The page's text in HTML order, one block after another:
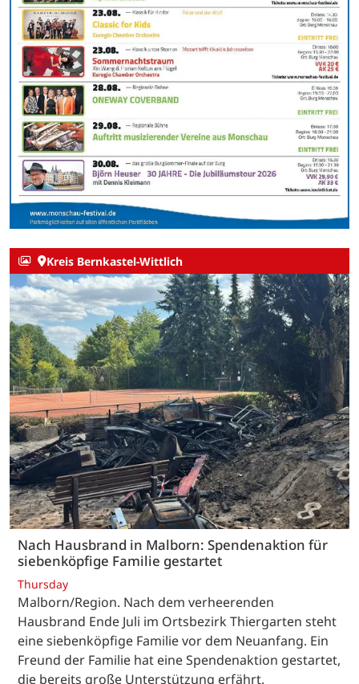
Kreis Bernkastel-Wittlich
Nach Hausbrand in Malborn: Spendenaktion für
siebenköpfige Familie gestartet
Thursday
Malborn/Region. Nach dem verheerenden
Hausbrand Ende Juli im Ortsbezirk Thiergarten steht
eine siebenköpfige Familie vor dem Neuanfang. Ein
Freund der Familie hat eine Spendenaktion gestartet,
die bereits große Unterstützung erfährt.